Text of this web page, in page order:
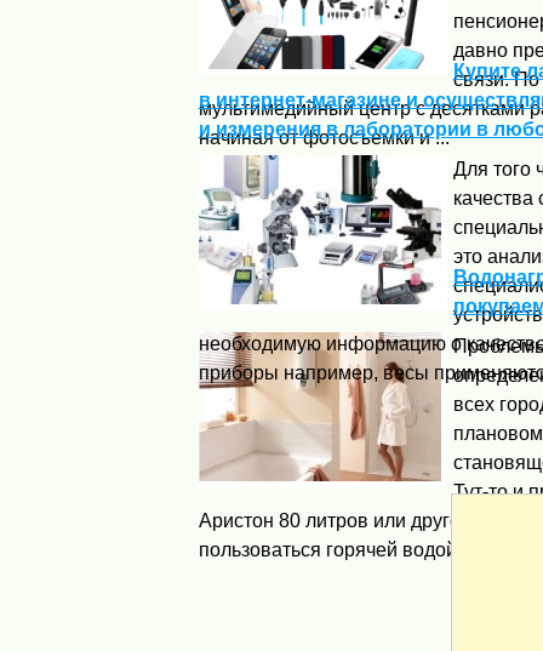
давно
связи. По
мультимедийный центр с десятками
начиная от фотосъемки и ...
Купите
в интернет-магазине и
и измерения в лаборатории в
Для того
качества
это
необходимую информацию о
приборы например, весы
всех
Тут-то и
Аристон 80 литров или другой
пользоваться горячей водой, ...